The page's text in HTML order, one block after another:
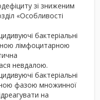
зі зниженим
«Особливості
бактеріальні
лімфоцитарною
невдалою.
бактеріальні
фазою множинної
на